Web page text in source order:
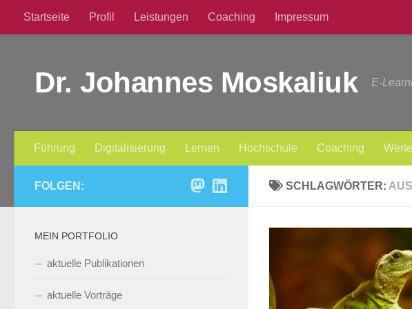
Zum Inhalt springen
Startseite Profil Leistungen Coaching Impressum
Dr. Johannes Moskaliuk E-
Führung Digitalisierung Lernen Hochschule Coaching Werte
SCHLAGWÖRTER:
FOLGEN:
MEIN PORTFOLIO
aktuelle Publikationen
aktuelle Vorträge